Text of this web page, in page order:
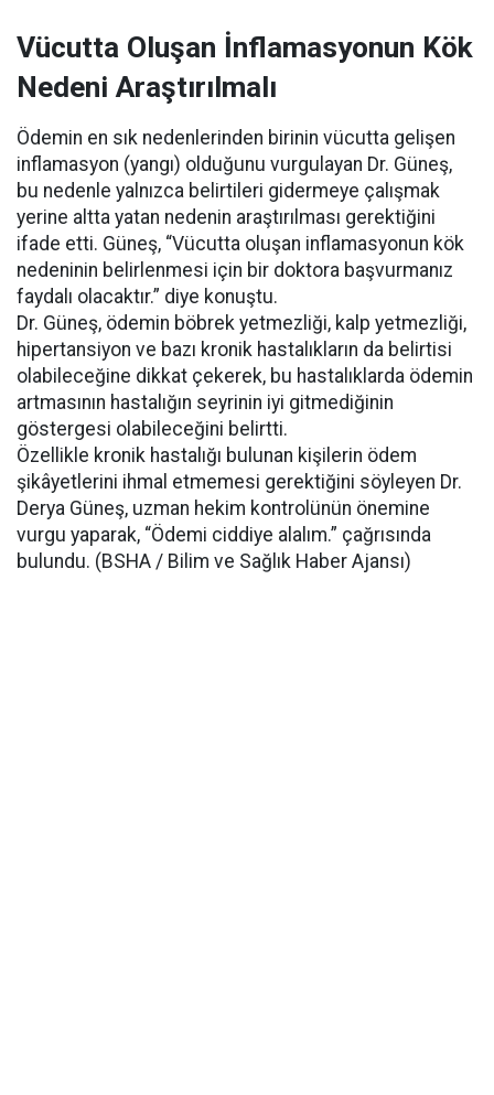
Vücutta Oluşan İnflamasyonun Kök
Nedeni Araştırılmalı
Ödemin en sık nedenlerinden birinin vücutta gelişen
inflamasyon (yangı) olduğunu vurgulayan Dr. Güneş,
bu nedenle yalnızca belirtileri gidermeye çalışmak
yerine altta yatan nedenin araştırılması gerektiğini
ifade etti. Güneş, “Vücutta oluşan inflamasyonun kök
nedeninin belirlenmesi için bir doktora başvurmanız
faydalı olacaktır.” diye konuştu.
Dr. Güneş, ödemin böbrek yetmezliği, kalp yetmezliği,
hipertansiyon ve bazı kronik hastalıkların da belirtisi
olabileceğine dikkat çekerek, bu hastalıklarda ödemin
artmasının hastalığın seyrinin iyi gitmediğinin
göstergesi olabileceğini belirtti.
Özellikle kronik hastalığı bulunan kişilerin ödem
şikâyetlerini ihmal etmemesi gerektiğini söyleyen Dr.
Derya Güneş, uzman hekim kontrolünün önemine
vurgu yaparak, “Ödemi ciddiye alalım.” çağrısında
bulundu. (BSHA / Bilim ve Sağlık Haber Ajansı)